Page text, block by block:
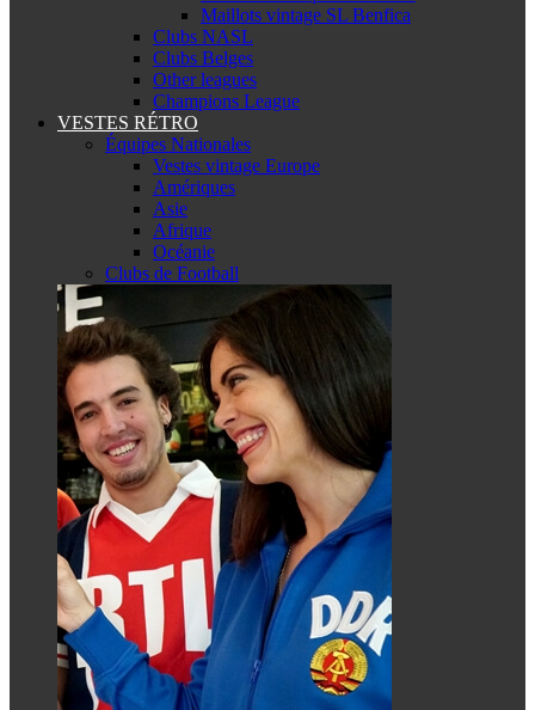
Maillots vintage SL Benfica
Clubs NASL
Clubs Belges
Other leagues
Champions League
VESTES RÉTRO
Équipes Nationales
Vestes vintage Europe
Amériques
Asie
Afrique
Océanie
Clubs de Football